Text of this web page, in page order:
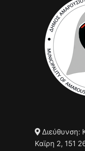
Διεύθυνση:
Καϊρη 2, 151